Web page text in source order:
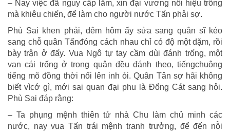
– Nay việc đã nguy cấp lắm, xin đại vương nổi hiệu trống
mà khiêu chiến, để làm cho người nước Tấn phải sợ.
Phù Sai khen phải, đêm hôm ấy sửa sang quân sĩ kéo
sang chỗ quân Tấnđóng cách nhau chỉ có độ một dặm, rồi
bày trận ở đấy. Vua Ngô tự tay cầm dùi đánh trống, một
vạn cái trống ở trong quân đều đánh theo, tiếngchuông
tiếng mõ đồng thời nổi lên inh ỏi. Quân Tân sợ hãi không
biết vìcớ gì, mới sai quan đại phu là Đổng Cát sang hỏi.
Phù Sai đáp rằng:
– Ta phụng mệnh thiên tử nhà Chu làm chủ minh các
nước, nay vua Tấn trái mệnh tranh trưởng, để đến nỗi